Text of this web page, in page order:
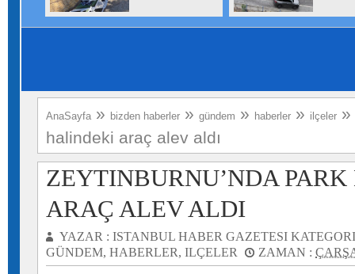
AnaSayfa » bizden haberler » gündem » haberler » ilçeler »
halindeki araç alev aldı
ZEYTINBURNU’NDA
ARAÇ ALEV ALDI
YAZAR : ISTANBUL HABER GAZETESI
GÜNDEM, HABERLER, ILÇELER ZAMAN :